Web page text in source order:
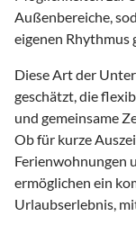
Außenbereiche,
eigenen Rhythmus
Diese Art der
geschätzt, die
und gemeinsame
Ob für kurze
Ferienwohnungen
ermöglichen ein
Urlaubserlebnis,